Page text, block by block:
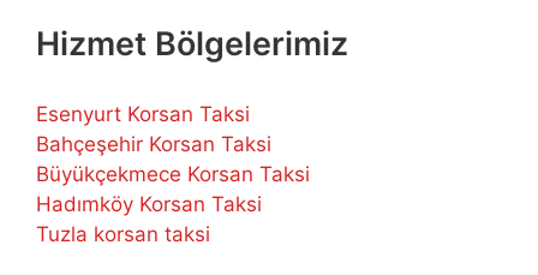
Hizmet Bölgelerimiz
Esenyurt Korsan Taksi
Bahçeşehir Korsan Taksi
Büyükçekmece Korsan Taksi
Hadımköy Korsan Taksi
Tuzla korsan taksi